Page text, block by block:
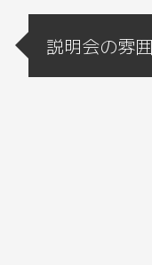
説明会の雰